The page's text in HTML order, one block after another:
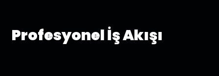
Profesyonel İş Akışı